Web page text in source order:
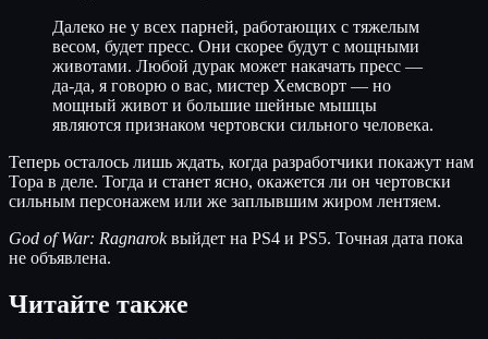
Далеко не у всех парней, работающих с тяжелым
весом, будет пресс. Они скорее будут с мощными
животами. Любой дурак может накачать пресс —
да-да, я говорю о вас, мистер Хемсворт — но
мощный живот и большие шейные мышцы
являются признаком чертовски сильного человека.
Теперь осталось лишь ждать, когда разработчики покажут нам
Тора в деле. Тогда и станет ясно, окажется ли он чертовски
сильным персонажем или же заплывшим жиром лентяем.
God of War: Ragnarokвыйдет на PS4 и PS5. Точная дата пока
не объявлена.
Читайте также